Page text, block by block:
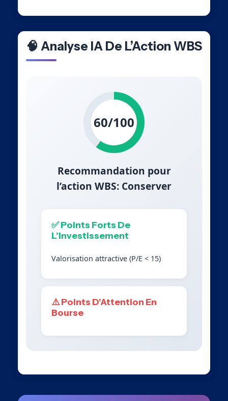
🧠 Analyse IA De L’Action WBS
60/100
Recommandation pour
l’action WBS: Conserver
✅ Points Forts De
L’Investissement
Valorisation attractive (P/E < 15)
⚠️ Points D’Attention En
Bourse